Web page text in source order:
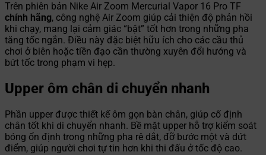
Trên phiên bản Nike Air Zoom Mercurial Vapor 16 Pro TF
chính hãng, công nghệ Air Zoom giúp cải thiện độ phản hồi
khi chạy, mang lại cảm giác “bật” tốt hơn trong những pha
tăng tốc ngắn. Điều này đặc biệt hữu ích cho các cầu thủ
chơi ở biên hoặc tiền đạo cần thường xuyên đổi hướng và
bứt tốc trong phạm vi hẹp.
Upper ôm chân di chuyển nhanh
Phần upper được thiết kế ôm gọn bàn chân, giúp cố định
chân tốt khi di chuyển nhanh. Bề mặt upper hỗ trợ kiểm soát
bóng ổn định trong những pha rê dắt, đỡ bước một và dứt
điểm, giúp người chơi tự tin hơn khi thi đấu ở tốc độ cao.